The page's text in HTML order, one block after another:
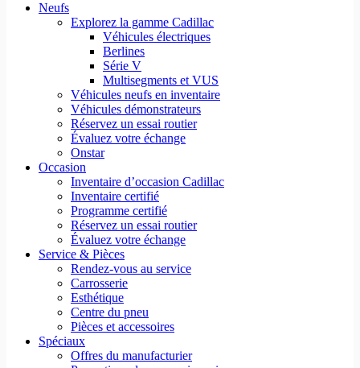
Neufs
Explorez la gamme Cadillac
Véhicules électriques
Berlines
Série V
Multisegments et VUS
Véhicules neufs en inventaire
Véhicules démonstrateurs
Réservez un essai routier
Évaluez votre échange
Onstar
Occasion
Inventaire d’occasion Cadillac
Inventaire certifié
Programme certifié
Réservez un essai routier
Évaluez votre échange
Service & Pièces
Rendez-vous au service
Carrosserie
Esthétique
Centre du pneu
Pièces et accessoires
Spéciaux
Offres du manufacturier